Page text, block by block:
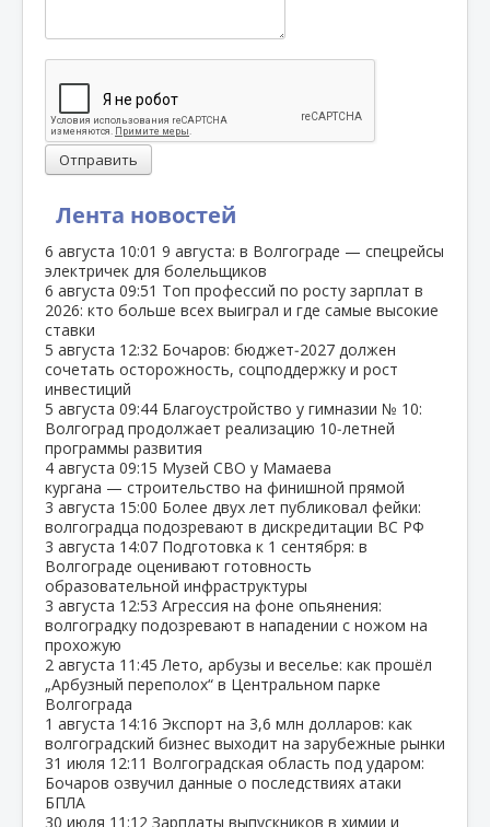
Лента новостей
6 августа 10:01 9 августа: в Волгограде — спецрейсы
электричек для болельщиков
6 августа 09:51 Топ профессий по росту зарплат в
2026: кто больше всех выиграл и где самые высокие
ставки
5 августа 12:32 Бочаров: бюджет‑2027 должен
сочетать осторожность, соцподдержку и рост
инвестиций
5 августа 09:44 Благоустройство у гимназии № 10:
Волгоград продолжает реализацию 10‑летней
программы развития
4 августа 09:15 Музей СВО у Мамаева
кургана — строительство на финишной прямой
3 августа 15:00 Более двух лет публиковал фейки:
волгоградца подозревают в дискредитации ВС РФ
3 августа 14:07 Подготовка к 1 сентября: в
Волгограде оценивают готовность
образовательной инфраструктуры
3 августа 12:53 Агрессия на фоне опьянения:
волгоградку подозревают в нападении с ножом на
прохожую
2 августа 11:45 Лето, арбузы и веселье: как прошёл
„Арбузный переполох“ в Центральном парке
Волгограда
1 августа 14:16 Экспорт на 3,6 млн долларов: как
волгоградский бизнес выходит на зарубежные рынки
31 июля 12:11 Волгоградская область под ударом:
Бочаров озвучил данные о последствиях атаки
БПЛА
30 июля 11:12 Зарплаты выпускников в химии и
Отправить